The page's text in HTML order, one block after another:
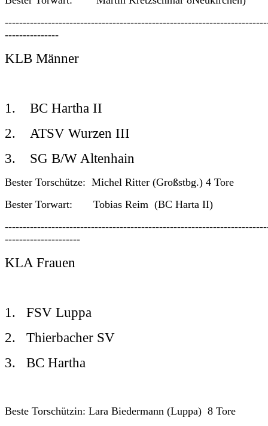
---------------
KLB Männer
1. BC Hartha II
2. ATSV Wurzen III
3. SG B/W Altenhain
Bester Torschütze: Michel Ritter (Großstbg.) 4 Tore
Bester Torwart: Tobias Reim (BC Harta II)
---------------------
KLA Frauen
1. FSV Luppa
2. Thierbacher SV
3. BC Hartha
Beste Torschützin: Lara Biedermann (Luppa) 8 Tore